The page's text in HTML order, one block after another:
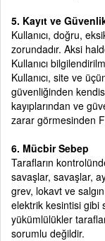
5. Kayıt ve
Kullanıcı, doğru,
zorundadır. Aksi
Kullanıcı
Kullanıcı, site ve
güvenliğinden
kayıplarından ve
zarar görmesinden
6. Mücbir Sebep
Tarafların
savaşlar, savaşlar,
grev, lokavt ve
elektrik kesintisi gibi
yükümlülükler
sorumlu değildir.